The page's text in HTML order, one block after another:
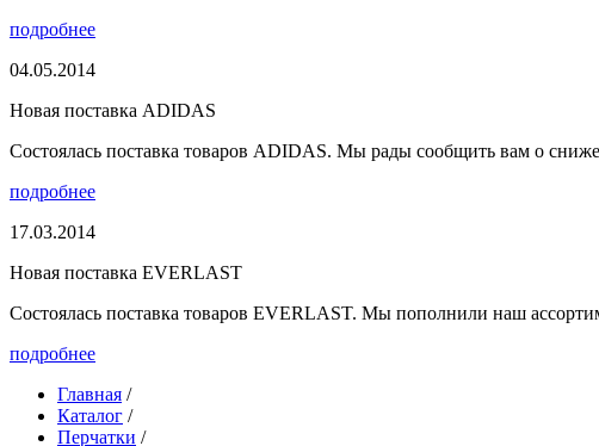
подробнее
04.05.2014
Новая поставка ADIDAS
Состоялась поставка товаров ADIDAS. Мы рады сообщить вам о
подробнее
17.03.2014
Новая поставка EVERLAST
Состоялась поставка товаров EVERLAST. Мы пополнили наш
подробнее
Главная /
Каталог /
Перчатки /